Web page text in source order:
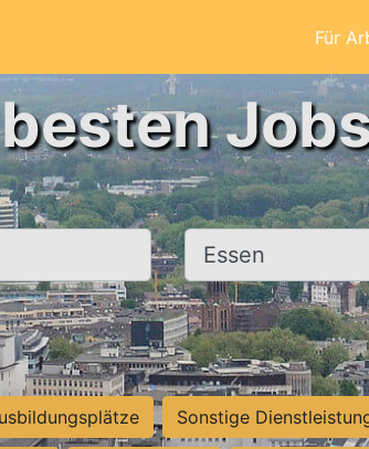
Für
Ort, Stadt
Sonstige